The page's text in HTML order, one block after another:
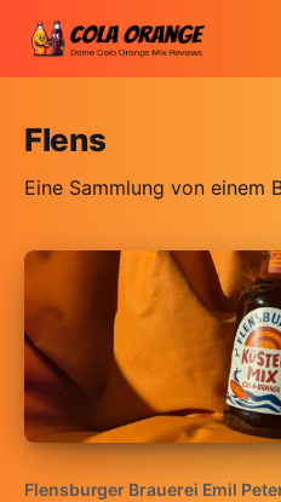
Flens
Eine Sammlung von einem
Flensburger Brauerei Emil